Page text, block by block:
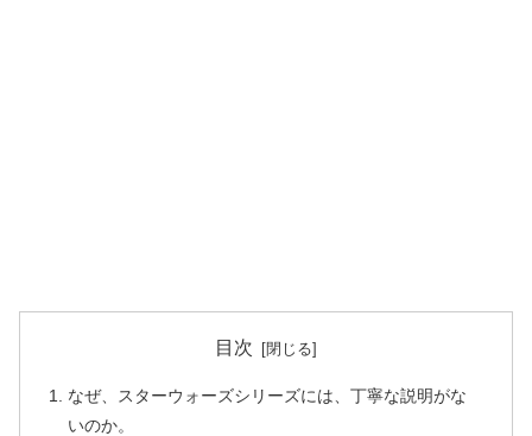
目次
なぜ、スターウォーズシリーズには、丁寧な説明がな
いのか。